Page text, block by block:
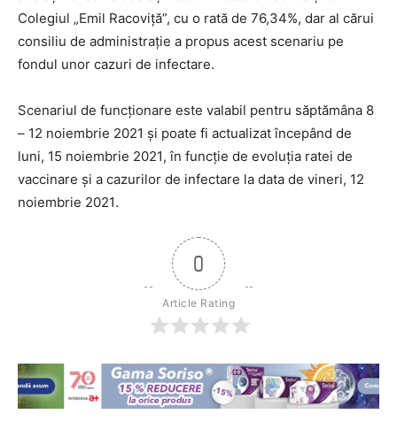
Colegiul „Emil Racoviță”, cu o rată de 76,34%, dar al cărui
consiliu de administrație a propus acest scenariu pe
fondul unor cazuri de infectare.
Scenariul de funcționare este valabil pentru săptămâna 8
– 12 noiembrie 2021 și poate fi actualizat începând de
luni, 15 noiembrie 2021, în funcție de evoluția ratei de
vaccinare și a cazurilor de infectare la data de vineri, 12
noiembrie 2021.
0
Article Rating